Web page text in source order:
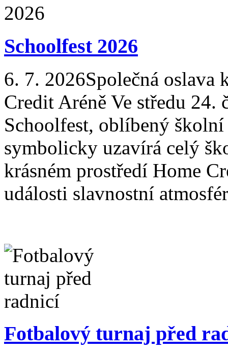
Schoolfest 2026
6. 7. 2026Společná oslava
Credit Aréně Ve středu 24.
Schoolfest, oblíbený
symbolicky uzavírá celý
krásném prostředí Home
události slavnostní
Fotbalový turnaj před